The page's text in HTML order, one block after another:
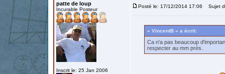
patte de loup
Incurable Posteur
Inscrit le: 25 Jan 2006
Posté le: 17/12/2014 17:06 Sujet
« VincentB » a écrit:
Ca n'a pas beaucoup
respecter au mm près.